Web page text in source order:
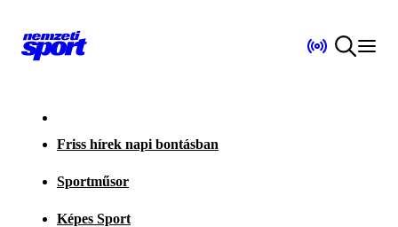
Friss hírek napi bontásban
Sportműsor
Képes Sport